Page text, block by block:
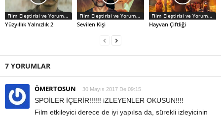
Film Eleştirisi ve Yorumlar
Yüzyıllık Yalnızlık 2
Film Eleştirisi ve Yorumlar
Sevilen Kişi
Film Eleştirisi ve Yorumlar
Hayvan Çiftliği
7 YORUMLAR
ÖMERTOSUN 30 Mayıs 2017 De 09:15
SPOİLER İÇERİR!!!!!! iZLEYENLER OKUSUN!!!!
Film etkileyici derece de iyi yapılsa da, sürekli izleyicinin